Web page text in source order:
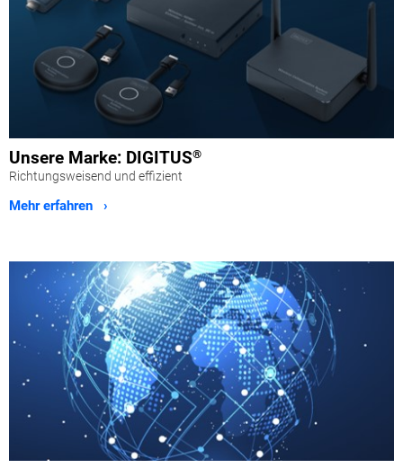
Unsere Marke: DIGITUS®
Richtungsweisend und effizient
Mehr erfahren ›